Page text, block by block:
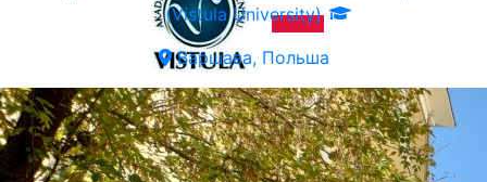
(Vistula University)
Варшава, Польша